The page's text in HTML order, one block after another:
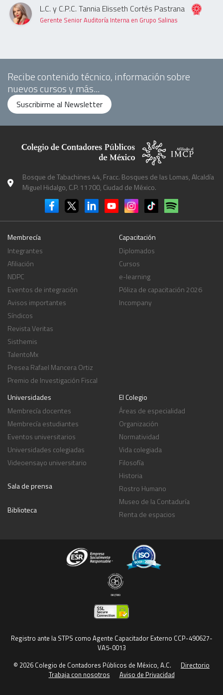
L.C. y C.P.C. Tannia Elisseth Cortés Pastrana
Gerente Senior Auditoría Interna en Grupo Salinas
Recibe contenido técnico, información sobre
nuevos cursos y más...
Suscribirme al Newsletter
Bosque de Tabachines 44, Fracc. Bosques de las Lomas, Alcaldía
Miguel Hidalgo, C.P. 11700, Ciudad de México.
Membrecía
Integrantes
Afiliación
NDPC
Eventos de integración
Avisos importantes
Síndicos
Revista Veritas
Sisthemis
TalentoMx
Presea Rafael Mancera Ortiz
Premio de Investigación Fiscal
Capacitación
Diplomados
Cursos
e-learning
Póliza de capacitación 2026
Incompany
Universidades
Membrecía docentes
Membrecía estudiantes
Eventos universitarios
Universidades colegiadas
Videoensayo universitario
Sala de prensa
Biblioteca
El Colegio
Áreas de especialidad
Organización
Normatividad
Vida colegiada
Filosofía
Historia
Rostro Humano
Museo de la Contaduría
Renta de espacios
Registro ante la STPS como Agente Capacitador Externo CCP-490627-
VA5-0013
© 2026 Colegio de Contadores Públicos de México, A.C.
Directorio
Trabaja con nosotros
Aviso de Privacidad